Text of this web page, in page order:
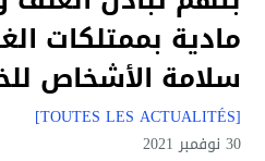
مادية بممتلكات
سلامة الأشخاص
[TOUTES LES ACTUALITÉS]
30 نوفمبر 2021